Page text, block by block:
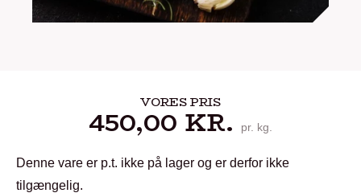
VORES PRIS
450,00 KR. pr. kg.
Denne vare er p.t. ikke på lager og er derfor ikke
tilgængelig.